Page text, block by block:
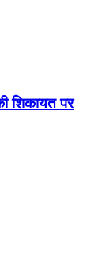
शिकायत पर